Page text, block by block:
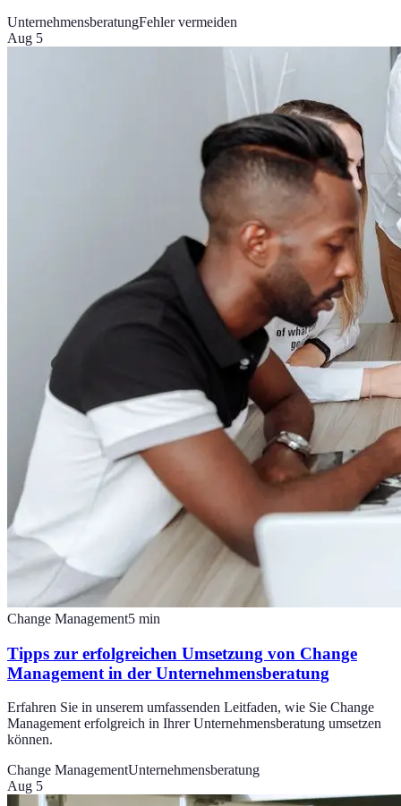
UnternehmensberatungFehler vermeiden
Aug 5
Change Management5 min
Tipps zur erfolgreichen Umsetzung von Change
Management in der Unternehmensberatung
Erfahren Sie in unserem umfassenden Leitfaden, wie Sie Change
Management erfolgreich in Ihrer Unternehmensberatung umsetzen
können.
Change ManagementUnternehmensberatung
Aug 5